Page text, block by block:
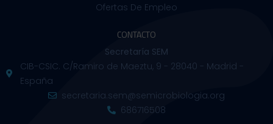
Ofertas De Empleo
CONTACTO
Secretaría SEM
CIB-CSIC. C/Ramiro de Maeztu, 9 - 28040 - Madrid -
España
secretaria.sem@semicrobiologia.org
686716508